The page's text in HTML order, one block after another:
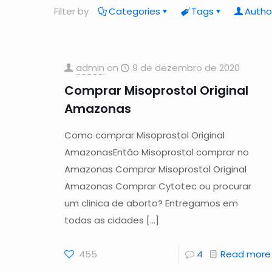
Filter by Categories Tags
admin on 9 de dezembro de 2020
Comprar Misoprostol Original
Amazonas
Como comprar Misoprostol Original
AmazonasEntão Misoprostol comprar no
Amazonas Comprar Misoprostol Original
Amazonas Comprar Cytotec ou procurar
um clinica de aborto? Entregamos em
todas as cidades […]
455 4 Read more